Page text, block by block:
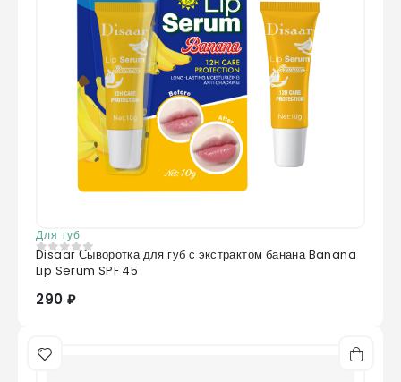
Для губ
0из 5
Disaar Сыворотка для губ с экстрактом банана Banana
Lip Serum SPF 45
290 ₽